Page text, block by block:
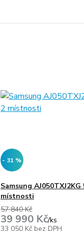
- 31 %
Samsung
místnosti
57 840 Kč
39 990 Kč/ks
33 050 Kč bez DPH